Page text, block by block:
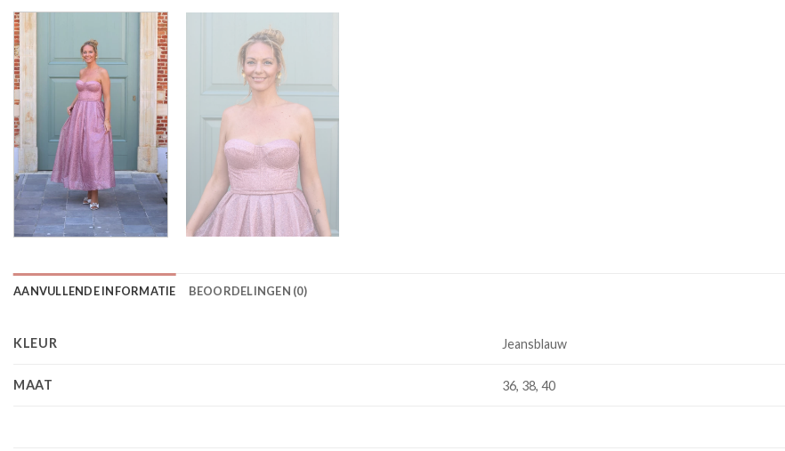
AANVULLENDE INFORMATIE BEOORDELINGEN (0)
KLEUR Jeansblauw
MAAT 36, 38, 40